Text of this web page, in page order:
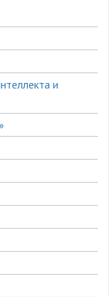
и